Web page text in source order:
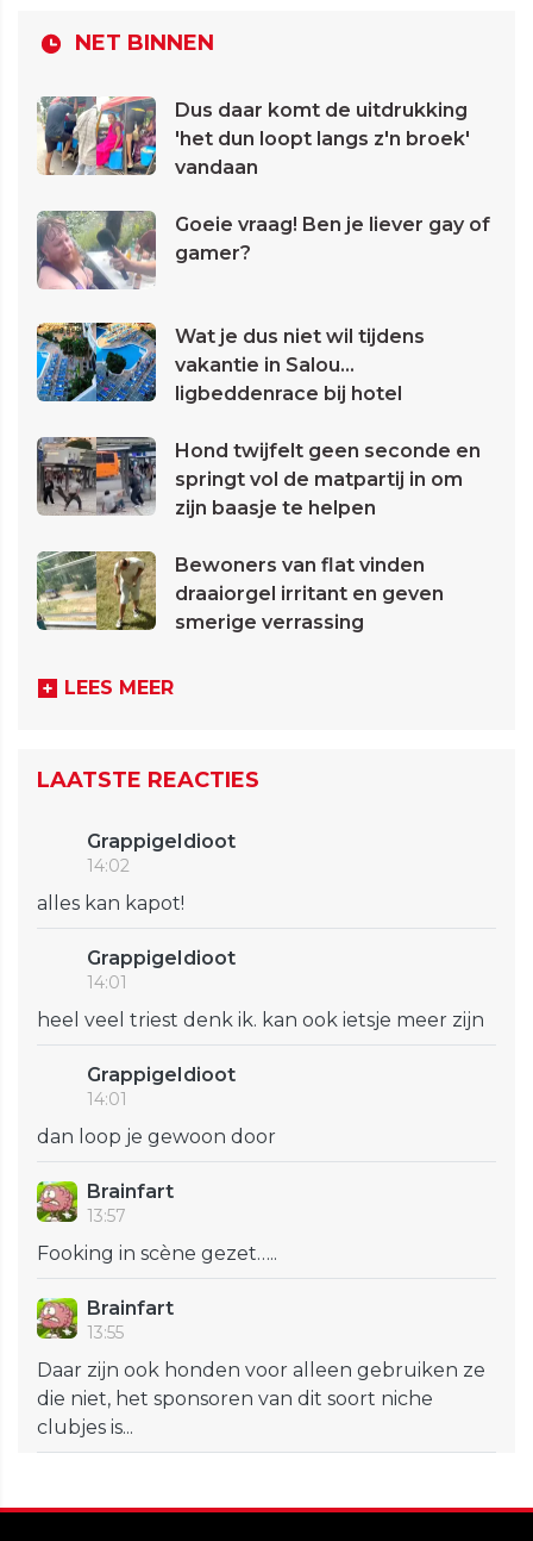
NET BINNEN
Dus daar komt de uitdrukking
'het dun loopt langs z'n broek'
vandaan
Goeie vraag! Ben je liever gay of
gamer?
Wat je dus niet wil tijdens
vakantie in Salou...
ligbeddenrace bij hotel
Hond twijfelt geen seconde en
springt vol de matpartij in om
zijn baasje te helpen
Bewoners van flat vinden
draaiorgel irritant en geven
smerige verrassing
LEES MEER
LAATSTE REACTIES
GrappigeIdioot
14:02
alles kan kapot!
GrappigeIdioot
14:01
heel veel triest denk ik. kan ook ietsje meer zijn
GrappigeIdioot
14:01
dan loop je gewoon door
Brainfart
13:57
Fooking in scène gezet…..
Brainfart
13:55
Daar zijn ook honden voor alleen gebruiken ze
die niet, het sponsoren van dit soort niche
clubjes is...